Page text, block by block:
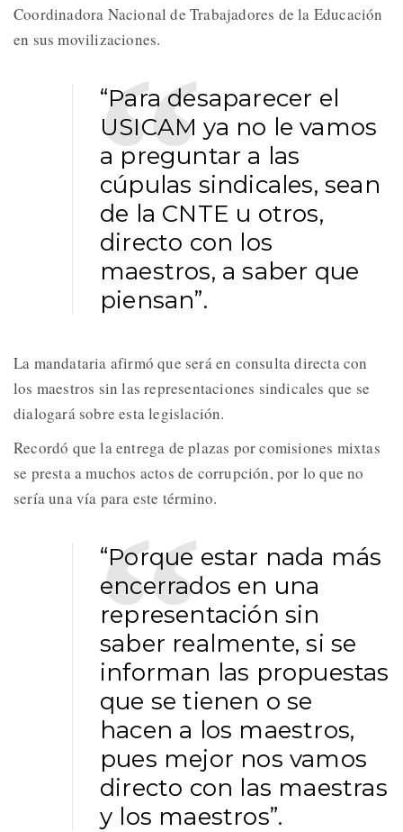
Coordinadora Nacional de Trabajadores de la Educación
en sus movilizaciones.
“Para desaparecer el
USICAM ya no le vamos
a preguntar a las
cúpulas sindicales, sean
de la CNTE u otros,
directo con los
maestros, a saber que
piensan”.
La mandataria afirmó que será en consulta directa con
los maestros sin las representaciones sindicales que se
dialogará sobre esta legislación.
Recordó que la entrega de plazas por comisiones mixtas
se presta a muchos actos de corrupción, por lo que no
sería una vía para este término.
“Porque estar nada más
encerrados en una
representación sin
saber realmente, si se
informan las propuestas
que se tienen o se
hacen a los maestros,
pues mejor nos vamos
directo con las maestras
y los maestros”.